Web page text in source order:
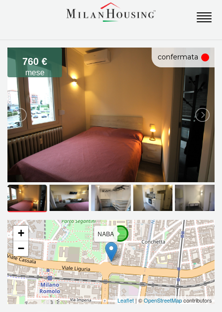
confermata
760 €
mese
NABA
+
−
Leaflet | ©OpenStreetMapcontributors